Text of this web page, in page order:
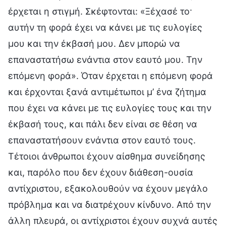
έρχεται η στιγμή. Σκέφτονται: «Ξέχασέ το·
αυτήν τη φορά έχει να κάνει με τις ευλογίες
μου και την έκβασή μου. Δεν μπορώ να
επαναστατήσω ενάντια στον εαυτό μου. Την
επόμενη φορά». Όταν έρχεται η επόμενη φορά
και έρχονται ξανά αντιμέτωποι μ’ ένα ζήτημα
που έχει να κάνει με τις ευλογίες τους και την
έκβασή τους, και πάλι δεν είναι σε θέση να
επαναστατήσουν ενάντια στον εαυτό τους.
Τέτοιοι άνθρωποι έχουν αίσθημα συνείδησης
και, παρόλο που δεν έχουν διάθεση-ουσία
αντίχριστου, εξακολουθούν να έχουν μεγάλο
πρόβλημα και να διατρέχουν κίνδυνο. Από την
άλλη πλευρά, οι αντίχριστοι έχουν συχνά αυτές